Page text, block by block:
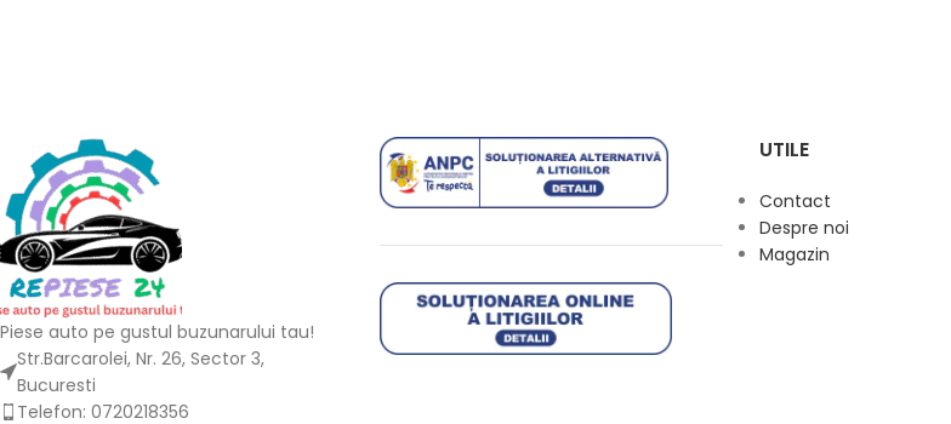
Piese auto pe gustul buzunarului tau!
Str.Barcarolei, Nr. 26, Sector 3,
Bucuresti
Telefon: 0720218356
UTILE
Contact
Despre noi
Magazin